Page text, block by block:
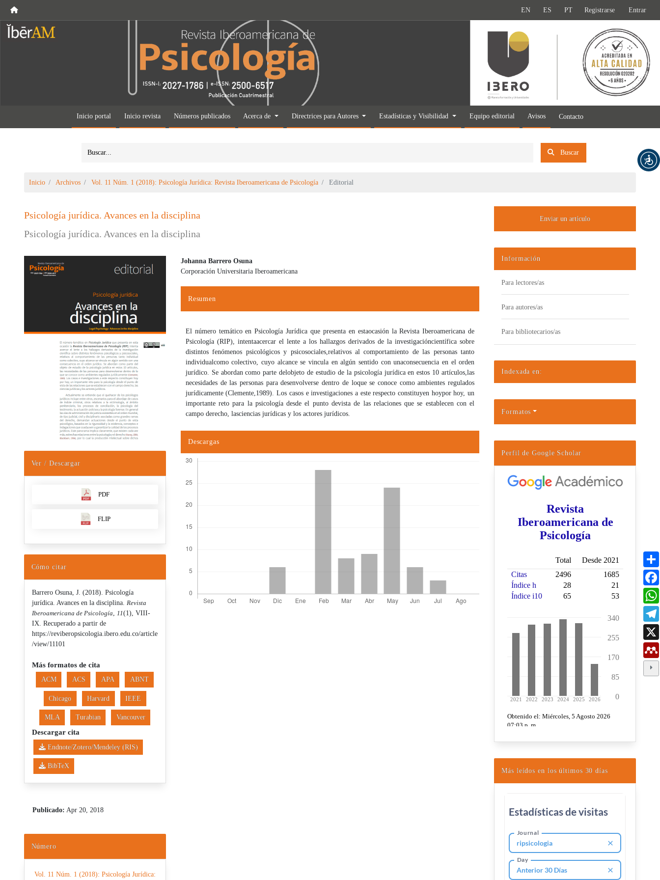
EN ES PT Registrarse Entrar
Inicio portal Inicio revista Números publicados Acerca de Directrices para Autores Estadísticas y Visibilidad Equipo editorial Avisos Contacto
Buscar
Inicio Archivos Vol. 11 Núm. 1 (2018): Psicología Jurídica: Revista Iberoamericana de Psicología Editorial
Psicología jurídica. Avances en la disciplina
Psicología jurídica. Avances en la disciplina
Barra lateral del artículo
Ver / Descargar
PDF
FLIP
Cómo citar
Barrero Osuna, J. (2018). Psicología
jurídica. Avances en la disciplina. Revista
Iberoamericana de Psicología
11(1), VIII-
IX. Recuperado a partir de
https://reviberopsicologia.ibero.edu.co/article
/view/11101
Más formatos de cita
ACM ACS APA ABNT
Chicago Harvard IEEE
MLA Turabian Vancouver
Descargar cita
Endnote/Zotero/Mendeley (RIS)
BibTeX
Publicado: Apr 20, 2018
Número
Vol. 11 Núm. 1 (2018): Psicología Jurídica:
Contenido principal del artículo
Johanna Barrero Osuna
Corporación Universitaria Iberoamericana
Resumen
El número temático en Psicología Jurídica que presenta en estaocasión la Revista Iberoamericana de
Psicología (RIP), intentaacercar el lente a los hallazgos derivados de la investigacióncientífica sobre
distintos fenómenos psicológicos y psicosociales,relativos al comportamiento de las personas tanto
individualcomo colectivo, cuyo alcance se vincula en algún sentido con unaconsecuencia en el orden
jurídico. Se abordan como parte delobjeto de estudio de la psicología jurídica en estos 10 artículos,las
necesidades de las personas para desenvolverse dentro de loque se conoce como ambientes regulados
jurídicamente (Clemente,1989). Los casos e investigaciones a este respecto constituyen hoypor hoy, un
importante reto para la psicología desde el punto devista de las relaciones que se establecen con el
campo derecho, lasciencias jurídicas y los actores jurídicos.
Descargas
Enviar un artículo
Información
Para lectores/as
Para autores/as
Para bibliotecarios/as
Indexada en:
Formatos
Perfil de Google Scholar
Más leídos en los últimos 30 días